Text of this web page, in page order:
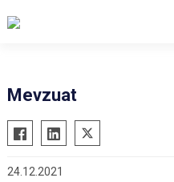
Mevzuat
24.12.2021